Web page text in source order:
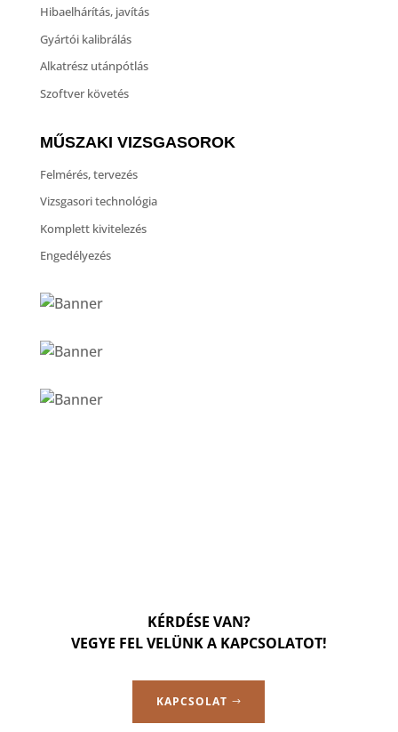
Hibaelhárítás, javítás
Gyártói kalibrálás
Alkatrész utánpótlás
Szoftver követés
MŰSZAKI VIZSGASOROK
Felmérés, tervezés
Vizsgasori technológia
Komplett kivitelezés
Engedélyezés
KÉRDÉSE VAN?
VEGYE FEL VELÜNK A KAPCSOLATOT!
KAPCSOLAT